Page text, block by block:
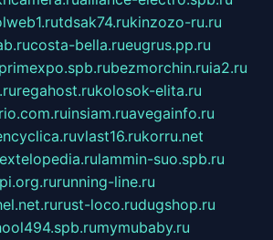
tdsak74.rukinzozo-ru.ru
costa-bella.rueugrus.pp.ru
primexpo.spb.rubezmorchin.ruia2.ru
regahost.rukolosok-elita.ru
insiam.ruavegainfo.ru
vlast16.rukorru.net
extelopedia.rulammin-suo.spb.ru
running-line.ru
rust-loco.rudugshop.ru
mymubaby.ru